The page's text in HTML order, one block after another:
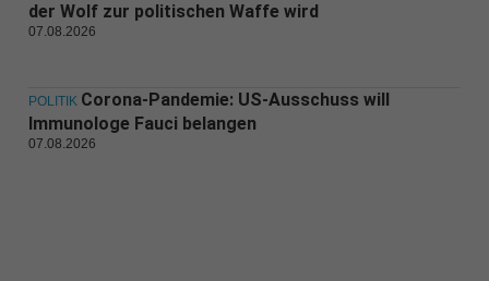
der Wolf zur politischen Waffe wird
07.08.2026
POLITIK Corona-Pandemie: US-Ausschuss will
Immunologe Fauci belangen
07.08.2026